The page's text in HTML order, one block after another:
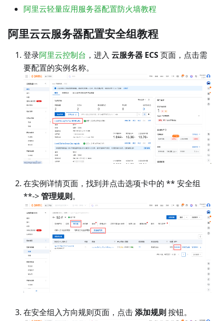
阿里云轻量应用服务器配置防火墙教程
阿里云云服务器配置安全组教程
登录阿里云控制台 ，进入 云服务器 ECS页面，点击需
要配置的实例名称。
在实例详情页面，找到并点击选项卡中的 ** 安全组
**->管理规则。
在安全组入方向规则页面，点击添加规则按钮。